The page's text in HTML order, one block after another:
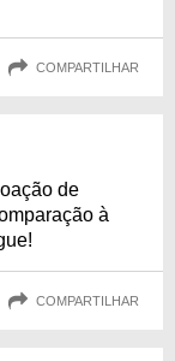
COMPARTILHAR
de
à
COMPARTILHAR